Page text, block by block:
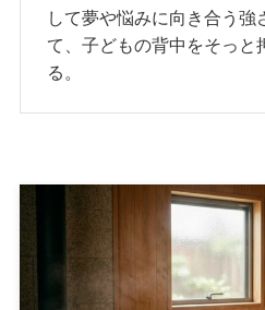
して夢や悩みに向き合う強
て、子どもの背中をそっと
る。